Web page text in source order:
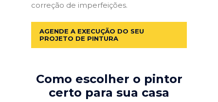
correção de imperfeições.
AGENDE A EXECUÇÃO DO SEU
PROJETO DE PINTURA
Como escolher o pintor
certo para sua casa